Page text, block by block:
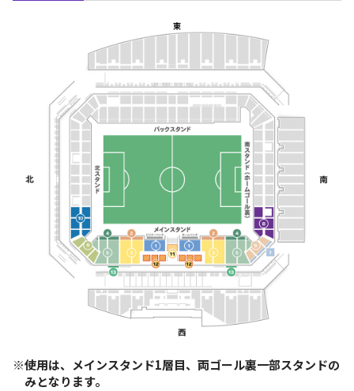
※使用は、メインスタンド1層目、両ゴール裏一部スタンドの
みとなります。